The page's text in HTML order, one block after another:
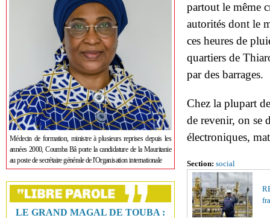
Médecin de formation, ministre à plusieurs reprises depuis les
années 2000, Coumba Bâ porte la candidature de la Mauritanie
au poste de secrétaire générale de l'Organisation internationale
LE GRAND MAGAL DE TOUBA :
partout le même
autorités dont le
ces heures de
quartiers de
par des barrages.
Chez la plupart
de revenir, on se
électroniques,
Section: social